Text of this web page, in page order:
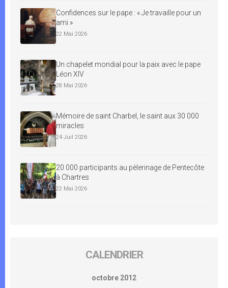
Confidences sur le pape : « Je travaille pour un
ami »
22 Mai 2026
Un chapelet mondial pour la paix avec le pape
Léon XIV
28 Mai 2026
Mémoire de saint Charbel, le saint aux 30 000
miracles
24 Juil 2026
20 000 participants au pèlerinage de Pentecôte
à Chartres
22 Mai 2026
CALENDRIER
octobre 2012